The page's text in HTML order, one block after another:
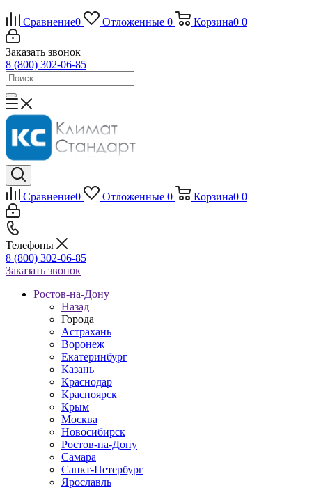
Сравнение0 Отложенные 0 Корзина0 0
Заказать звонок
8 (800) 302-06-85
Сравнение0 Отложенные 0 Корзина0 0
Телефоны
8 (800) 302-06-85
Заказать звонок
Ростов-на-Дону
Назад
Города
Астрахань
Воронеж
Екатеринбург
Казань
Краснодар
Красноярск
Крым
Москва
Новосибирск
Ростов-на-Дону
Самара
Санкт-Петербург
Ярославль